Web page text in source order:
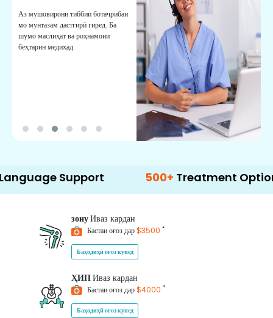
Аз мушовирони тиббии ботаҷрибаи
мо мунтазам дастгирӣ гиред. Ба
шумо маслиҳат ва роҳнамоии
беҳтарин медиҳад.
Support 500+ Treatment Options
зонуИваз кардан
Бастаи оғоз дар$3500 *
Баҳодиҳӣ оғоз кунед
ҲИПИваз кардан
Бастаи оғоз дар$4000 *
Баҳодиҳӣ оғоз кунед